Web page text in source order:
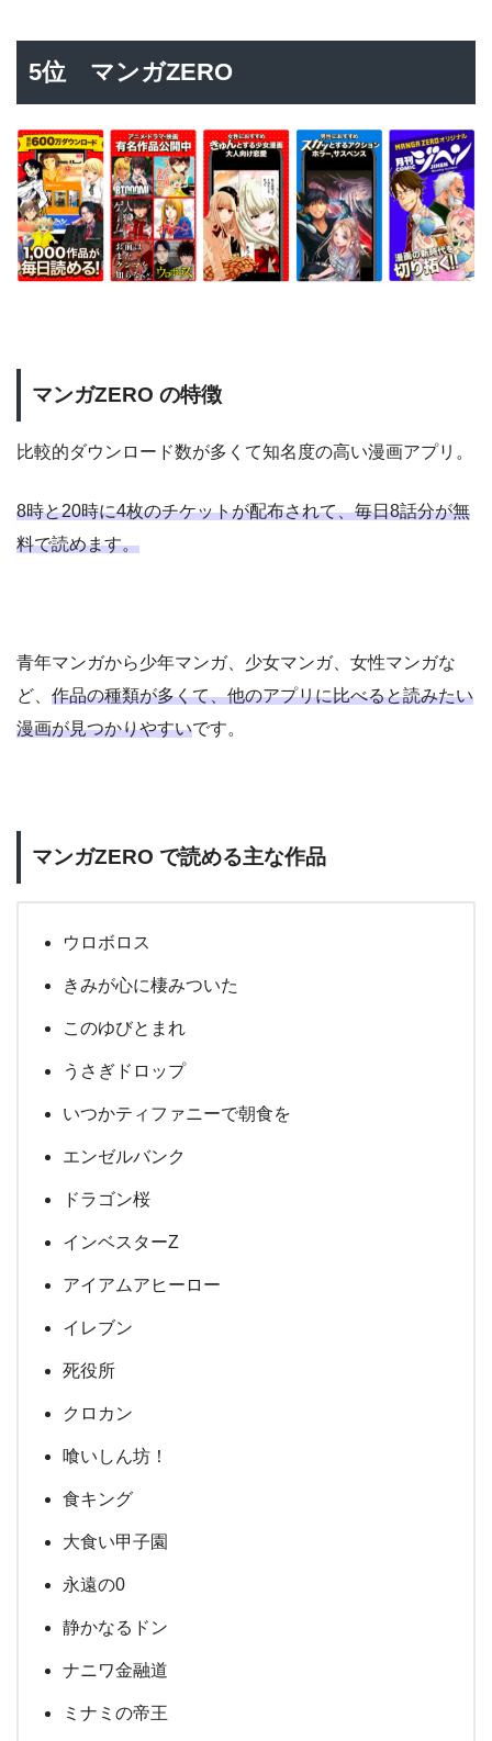
5位 マンガZERO
マンガZERO の特徴
比較的ダウンロード数が多くて知名度の高い漫画アプリ。
8時と20時に4枚のチケットが配布されて、毎日8話分が無
料で読めます。
青年マンガから少年マンガ、少女マンガ、女性マンガな
ど、 作品の種類が多くて、他のアプリに比べると読みたい
漫画が見つかりやすいです。
マンガZERO で読める主な作品
ウロボロス
きみが心に棲みついた
このゆびとまれ
うさぎドロップ
いつかティファニーで朝食を
エンゼルバンク
ドラゴン桜
インベスターZ
アイアムアヒーロー
イレブン
死役所
クロカン
喰いしん坊！
食キング
大食い甲子園
永遠の0
静かなるドン
ナニワ金融道
ミナミの帝王